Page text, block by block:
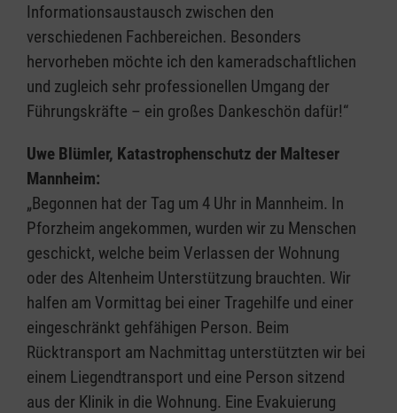
Informationsaustausch zwischen den
verschiedenen Fachbereichen. Besonders
hervorheben möchte ich den kameradschaftlichen
und zugleich sehr professionellen Umgang der
Führungskräfte – ein großes Dankeschön dafür!“
Uwe Blümler, Katastrophenschutz der Malteser
Mannheim:
„Begonnen hat der Tag um 4 Uhr in Mannheim. In
Pforzheim angekommen, wurden wir zu Menschen
geschickt, welche beim Verlassen der Wohnung
oder des Altenheim Unterstützung brauchten. Wir
halfen am Vormittag bei einer Tragehilfe und einer
eingeschränkt gehfähigen Person. Beim
Rücktransport am Nachmittag unterstützten wir bei
einem Liegendtransport und eine Person sitzend
aus der Klinik in die Wohnung. Eine Evakuierung